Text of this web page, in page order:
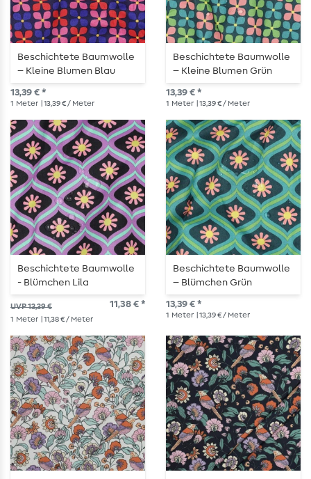
Beschichtete Baumwolle
– Kleine Blumen Blau
13,39 € *
1 Meter | 13,39 € / Meter
Beschichtete Baumwolle
– Kleine Blumen Grün
13,39 € *
1 Meter | 13,39 € / Meter
Beschichtete Baumwolle
- Blümchen Lila
UVP 13,39 € 11,38 € *
1 Meter | 11,38 € / Meter
Beschichtete Baumwolle
– Blümchen Grün
13,39 € *
1 Meter | 13,39 € / Meter